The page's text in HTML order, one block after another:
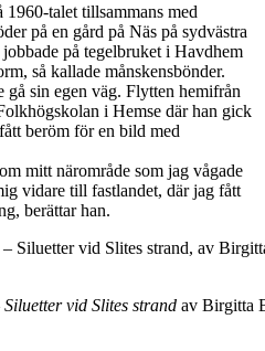
talet tillsammans med
på en gård på Näs på sydvästra
på tegelbruket i Havdhem
så kallade månskensbönder.
sin egen väg. Flytten hemifrån
i Hemse där han gick
beröm för en bild med
mitt närområde som jag vågade
vidare till fastlandet, där jag fått
berättar han.
vid Slites strand av Birgitta